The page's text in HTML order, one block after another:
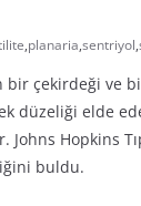
,planaria,sentriyol,
çekirdeği ve
düzeliği elde
Johns Hopkins
buldu.